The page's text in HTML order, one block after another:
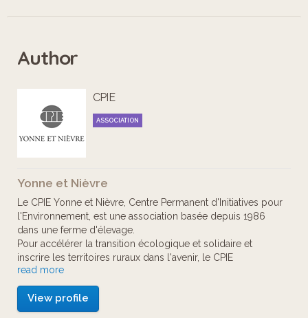
tourné en rond pendant des heures
est désespérée et affamée. La petite
pouvoir rentrer chez elle. Si tu
acceptes cette mission, il te faudra
explorer la nature environnante à la
traducteur universel, tu pourras
échanger avec tous les êtres vivants
que tu rencontreras.
Une version courte du parcours, qui
se fait uniquement à pied, est
également disponible.
Author
CPIE
ASSOCIATION
Yonne et Nièvre
Le CPIE Yonne et Nièvre, Centre Permanent d'Initiatives pour
l'Environnement, est une association basée depuis 1986
dans une ferme d'élevage.
Pour accélérer la transition écologique et solidaire et
inscrire les territoires ruraux dans l'avenir, le CPIE
développe avec les citoyens, entreprises et collectivités
locales, des projets en faveur de l’agroécologie, des
pédagogies du dehors, de la qualité de l’eau et de
l’alimentation.
read more
View profile